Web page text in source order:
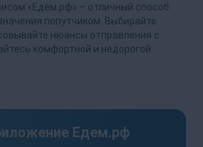
«Едем.рф» – отличный способ
попутчиком. Выбирайте
нюансы отправления с
комфортной и недорогой
Едем.рф